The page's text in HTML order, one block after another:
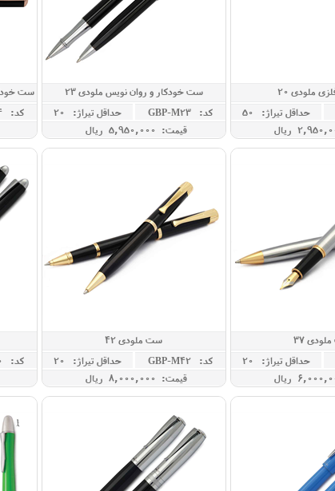
ملودی 20
حداقل تيراژ: 50
ست خودکار و روان نویس ملودی 23
کد: GBP-M23
حداقل تيراژ: 20
قیمت: 5,950,000 ريال
ست
کد: GBP-M34
37
حداقل تيراژ: 20
ست ملودی 42
کد: GBP-M42
حداقل تيراژ: 20
قیمت: 8,000,000 ريال
کد: GBP-M50